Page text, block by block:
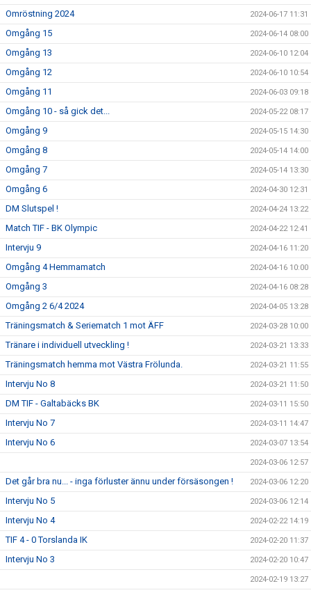
Omröstning 2024 2024-06-17 11:31
Omgång 15 2024-06-14 08:00
Omgång 13 2024-06-10 12:04
Omgång 12 2024-06-10 10:54
Omgång 11 2024-06-03 09:18
Omgång 10 - så gick det... 2024-05-22 08:17
Omgång 9 2024-05-15 14:30
Omgång 8 2024-05-14 14:00
Omgång 7 2024-05-14 13:30
Omgång 6 2024-04-30 12:31
DM Slutspel ! 2024-04-24 13:22
Match TIF - BK Olympic 2024-04-22 12:41
Intervju 9 2024-04-16 11:20
Omgång 4 Hemmamatch 2024-04-16 10:00
Omgång 3 2024-04-16 08:28
Omgång 2 6/4 2024 2024-04-05 13:28
Träningsmatch & Seriematch 1 mot ÄFF 2024-03-28 10:00
Tränare i individuell utveckling ! 2024-03-21 13:33
Träningsmatch hemma mot Västra Frölunda. 2024-03-21 11:55
Intervju No 8 2024-03-21 11:50
DM TIF - Galtabäcks BK 2024-03-11 15:50
Intervju No 7 2024-03-11 14:47
Intervju No 6 2024-03-07 13:54
2024-03-06 12:57
Det går bra nu... - inga förluster ännu under försäsongen ! 2024-03-06 12:20
Intervju No 5 2024-03-06 12:14
Intervju No 4 2024-02-22 14:19
TIF 4 - 0 Torslanda IK 2024-02-20 11:37
Intervju No 3 2024-02-20 10:47
2024-02-19 13:27